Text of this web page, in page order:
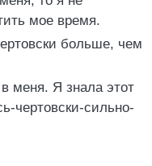
мое время.
больше, чем
меня. Я знала этот
чертовски-сильно-